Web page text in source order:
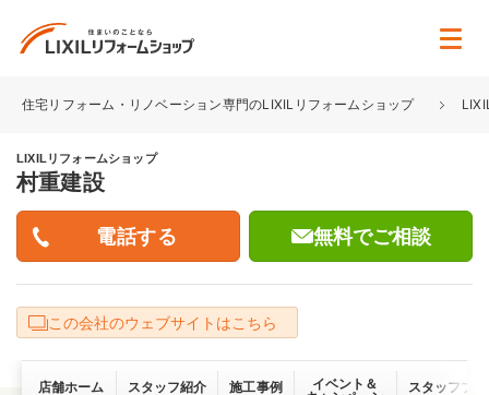
住宅リフォーム・リノベーション専門のLIXILリフォームショップ
LIXILリフォームショップ
村重建設
無料でご相談
この会社のウェブサイトはこちら
店舗ホーム スタッフ紹介 施工事例
イベント＆
スタッフブ